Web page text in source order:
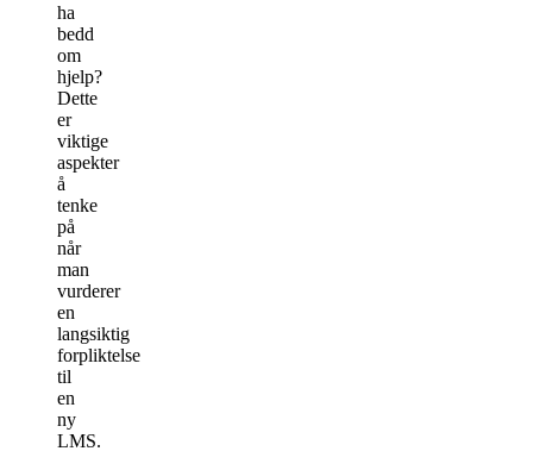
ha
bedd
om
hjelp?
Dette
er
viktige
aspekter
å
tenke
på
når
man
vurderer
en
langsiktig
forpliktelse
til
en
ny
LMS.